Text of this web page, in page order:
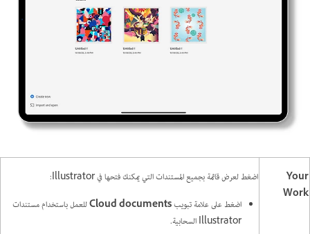
Your
Work
اضغط لعرض قائمة بجميع المستندات التي يمكنك فتحها في Illustrator:
اضغط على علامة تبويب
للعمل باستخدام مستندات
Illustrator السحابية.